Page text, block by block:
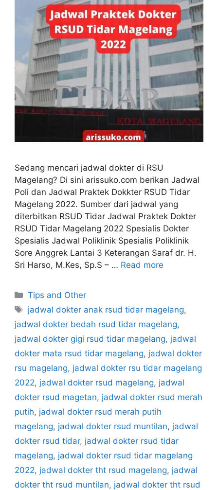
Sedang mencari jadwal dokter di RSU
Magelang? Di sini arissuko.com berikan Jadwal
Poli dan Jadwal Praktek Dokkter RSUD Tidar
Magelang 2022. Sumber dari jadwal yang
diterbitkan RSUD Tidar Jadwal Praktek Dokter
RSUD Tidar Magelang 2022 Spesialis Dokter
Spesialis Jadwal Poliklinik Spesialis Poliklinik
Sore Anggrek Lantai 3 Keterangan Saraf dr. H.
Sri Harso, M.Kes, Sp.S – … Read more
Categories
Tips and Other
Tags
jadwal dokter anak rsud tidar magelang,
jadwal dokter bedah rsud tidar magelang,
jadwal dokter gigi rsud tidar magelang, jadwal
dokter mata rsud tidar magelang, jadwal dokter
rsu magelang, jadwal dokter rsu tidar magelang
2022, jadwal dokter rsud magelang, jadwal
dokter rsud magetan, jadwal dokter rsud merah
putih, jadwal dokter rsud merah putih
magelang, jadwal dokter rsud muntilan, jadwal
dokter rsud tidar, jadwal dokter rsud tidar
magelang, jadwal dokter rsud tidar magelang
2022, jadwal dokter tht rsud magelang, jadwal
dokter tht rsud muntilan, jadwal dokter tht rsud